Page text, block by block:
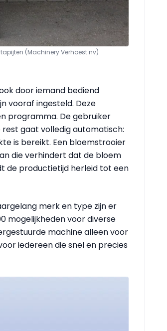
(Machinery Verhoest nv)
door iemand bediend
vooraf ingesteld. Deze
programma. De gebruiker
gaat volledig auto­matisch:
is bereikt. Een bloemstrooier
die verhindert dat de bloem
de productietijd herleid tot een
merk en type zijn er
mogelijkheden voor diverse
machine alleen voor
iedereen die snel en precies